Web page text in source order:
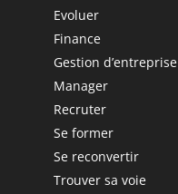
Evoluer
Finance
Gestion d’entreprise
Manager
Recruter
Se former
Se reconvertir
Trouver sa voie